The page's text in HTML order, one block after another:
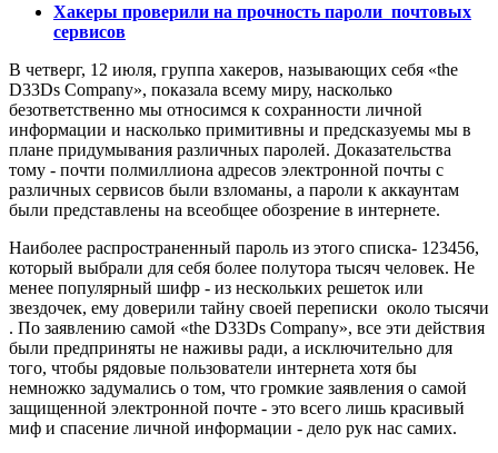
Хакеры проверили на прочность пароли почтовых
сервисов
В четверг, 12 июля, группа хакеров, называющих себя «the
D33Ds Company», показала всему миру, насколько
безответственно мы относимся к сохранности личной
информации и насколько примитивны и предсказуемы мы в
плане придумывания различных паролей. Доказательства
тому - почти полмиллиона адресов электронной почты с
различных сервисов были взломаны, а пароли к аккаунтам
были представлены на всеобщее обозрение в интернете.
Наиболее распространенный пароль из этого списка- 123456,
который выбрали для себя более полутора тысяч человек. Не
менее популярный шифр - из нескольких решеток или
звездочек, ему доверили тайну своей переписки около тысячи
. По заявлению самой «the D33Ds Company», все эти действия
были предприняты не наживы ради, а исключительно для
того, чтобы рядовые пользователи интернета хотя бы
немножко задумались о том, что громкие заявления о самой
защищенной электронной почте - это всего лишь красивый
миф и спасение личной информации - дело рук нас самих.